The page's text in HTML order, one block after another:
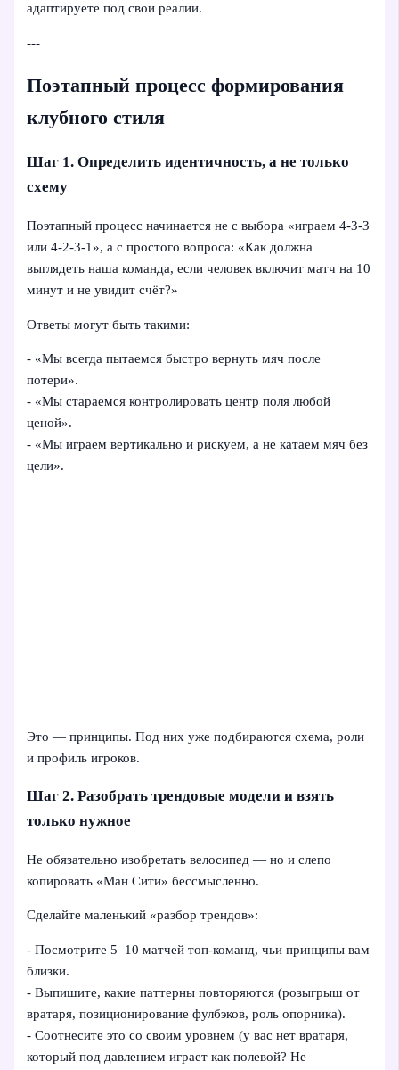
адаптируете под свои реалии.
---
Поэтапный процесс формирования
клубного стиля
Шаг 1. Определить идентичность, а не только
схему
Поэтапный процесс начинается не с выбора «играем 4‑3‑3
или 4‑2‑3‑1», а с простого вопроса: «Как должна
выглядеть наша команда, если человек включит матч на 10
минут и не увидит счёт?»
Ответы могут быть такими:
- «Мы всегда пытаемся быстро вернуть мяч после
потери».
- «Мы стараемся контролировать центр поля любой
ценой».
- «Мы играем вертикально и рискуем, а не катаем мяч без
цели».
Это — принципы. Под них уже подбираются схема, роли
и профиль игроков.
Шаг 2. Разобрать трендовые модели и взять
только нужное
Не обязательно изобретать велосипед — но и слепо
копировать «Ман Сити» бессмысленно.
Сделайте маленький «разбор трендов»:
- Посмотрите 5–10 матчей топ-команд, чьи принципы вам
близки.
- Выпишите, какие паттерны повторяются (розыгрыш от
вратаря, позиционирование фулбэков, роль опорника).
- Соотнесите это со своим уровнем (у вас нет вратаря,
который под давлением играет как полевой? Не